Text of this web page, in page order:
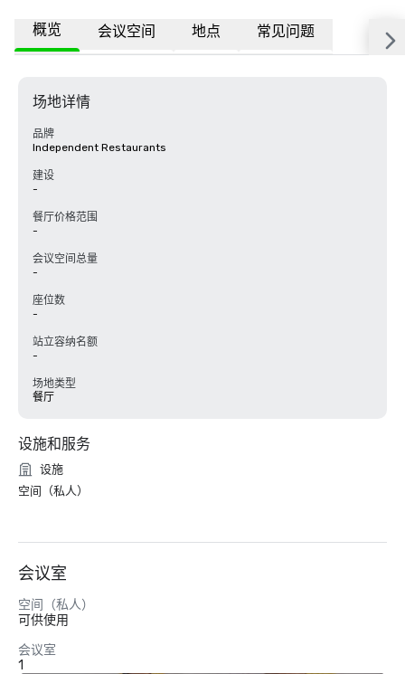
概览 会议空间 地点 常见问题
场地详情
品牌
Independent Restaurants
建设
-
餐厅价格范围
-
会议空间总量
-
座位数
-
站立容纳名额
-
场地类型
餐厅
设施和服务
设施
空间（私人）
会议室
空间（私人）
可供使用
会议室
1